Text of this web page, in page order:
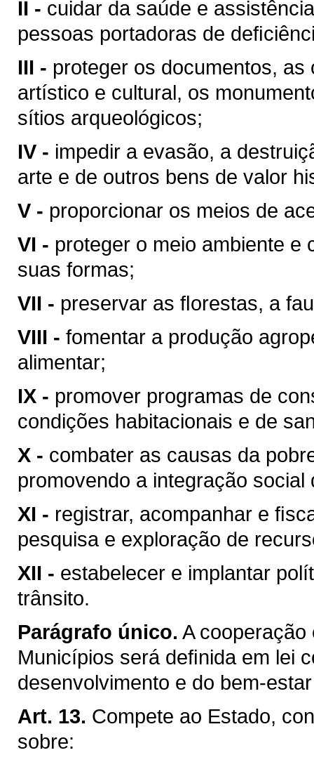
II - cuidar da saúde e
pessoas portadoras de
III - proteger os documentos,
artístico e cultural, os
sítios arqueológicos;
IV - impedir a evasão, a
arte e de outros bens de valor
V - proporcionar os meios de
VI - proteger o meio ambiente e
suas formas;
VII - preservar as ﬂorestas, a
VIII - fomentar a produção
alimentar;
IX - promover programas de
condições habitacionais e de
X - combater as causas da
promovendo a integração
XI - registrar, acompanhar e
pesquisa e exploração de
XII - estabelecer e implantar
trânsito.
Parágrafo único. A cooperação
Municípios será deﬁnida em lei
desenvolvimento e do bem-
Art. 13. Compete ao Estado,
sobre: